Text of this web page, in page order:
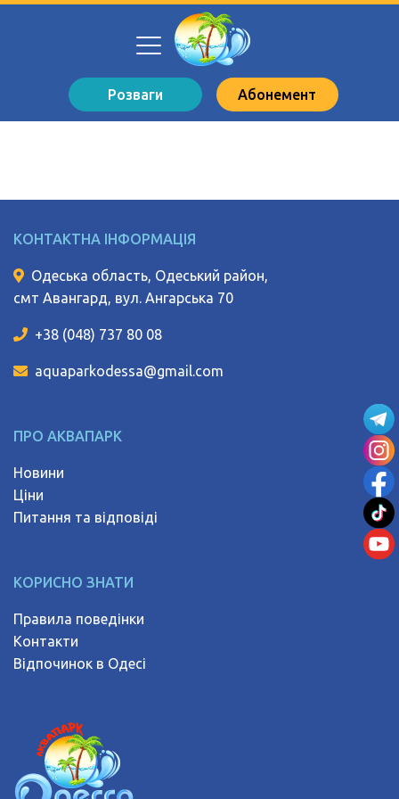
Розваги Абонемент
КОНТАКТНА ІНФОРМАЦІЯ
Одеська область, Одеський район,
смт Авангард, вул. Ангарська 70
+38 (048) 737 80 08
aquaparkodessa@gmail.com
ПРО АКВАПАРК
Новини
Ціни
Питання та відповіді
КОРИСНО ЗНАТИ
Правила поведінки
Контакти
Відпочинок в Одесі